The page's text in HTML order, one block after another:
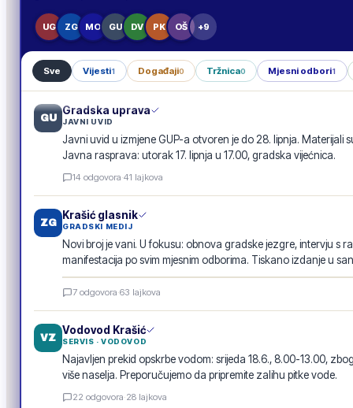
UG ZG MO GU DV PK OŠ +9
Sve Vijesti1 Događaji0 Tržnica0 Mjesni odbori1
GU
Gradska uprava
JAVNI UVID
Javni uvid u izmjene GUP-a otvoren je do 28. lipnja. Materijali
Javna rasprava: utorak 17. lipnja u 17.00, gradska vijećnica.
14 odgovora·41 lajkova
ZG
Krašić glasnik
GRADSKI MEDIJ
Novi broj je vani. U fokusu: obnova gradske jezgre, intervju s
manifestacija po svim mjesnim odborima. Tiskano izdanje u
E-GLASILO
Krašić glasnik · lipanj 2026.
7 odgovora·63 lajkova
VZ
Vodovod Krašić
SERVIS · VODOVOD
Najavljen prekid opskrbe vodom: srijeda 18.6., 8.00-13.00,
više naselja. Preporučujemo da pripremite zalihu pitke vode.
22 odgovora·28 lajkova